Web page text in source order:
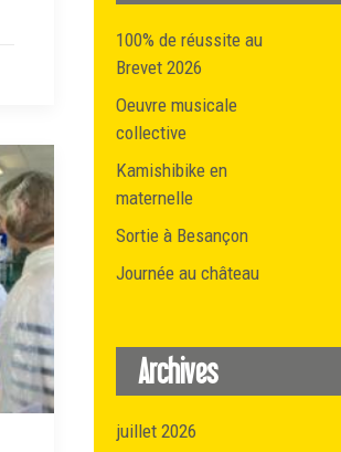
100% de réussite au
Brevet 2026
Oeuvre musicale
collective
Kamishibike en
maternelle
Sortie à Besançon
Journée au château
Archives
juillet 2026